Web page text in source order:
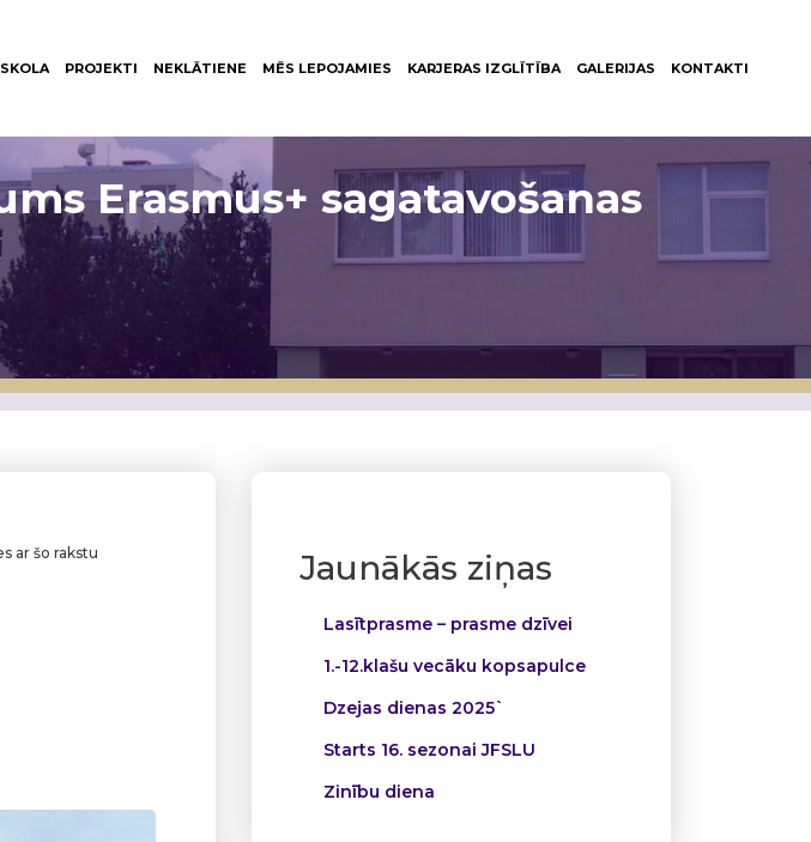
PROJEKTI NEKLĀTIENE MĒS LEPOJAMIES KARJERAS IZGLĪTĪBA GALERIJAS KONTAKTI
Erasmus+ sagatavošanas
Jaunākās ziņas
Lasītprasme – prasme dzīvei
1.-12.klašu vecāku kopsapulce
Dzejas dienas 2025`
Starts 16. sezonai JFSLU
Zinību diena
ar šo rakstu